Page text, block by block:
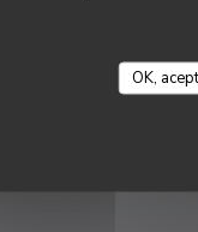
OK,